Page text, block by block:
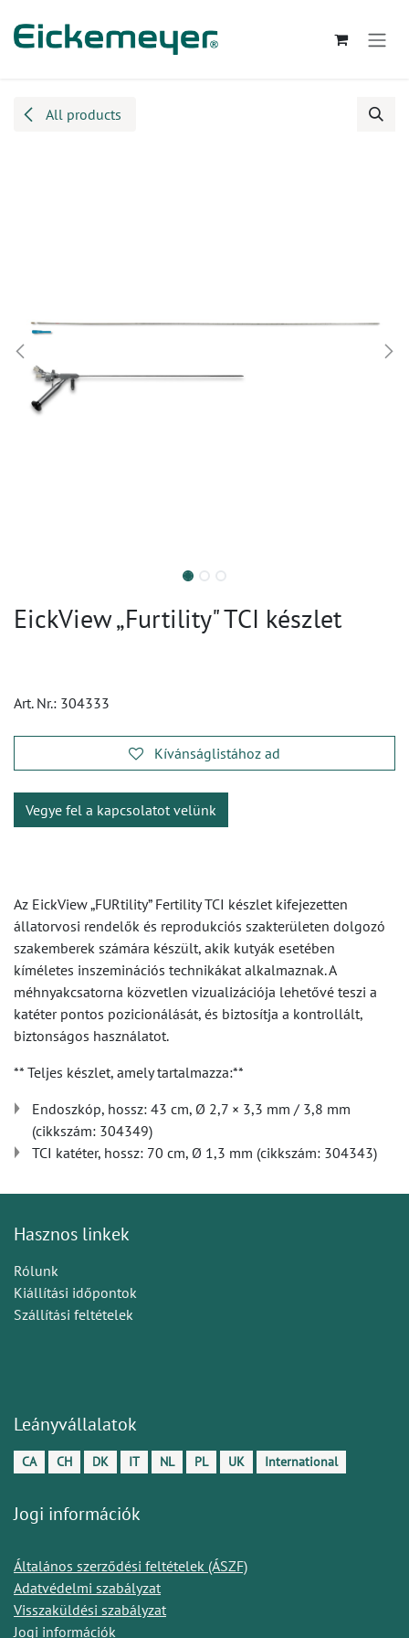
All products
EickView „Furtility" TCI készlet
Art. Nr.: 304333
Kívánságlistához ad
Vegye fel a kapcsolatot velünk
Az EickView „FURtility” Fertility TCI készlet kifejezetten
állatorvosi rendelők és reprodukciós szakterületen dolgozó
szakemberek számára készült, akik kutyák esetében
kíméletes inszeminációs technikákat alkalmaznak. A
méhnyakcsatorna közvetlen vizualizációja lehetővé teszi a
katéter pontos pozicionálását, és biztosítja a kontrollált,
biztonságos használatot.
** Teljes készlet, amely tartalmazza:**
Endoszkóp, hossz: 43 cm, Ø 2,7 × 3,3 mm / 3,8 mm
(cikkszám: 304349)
TCI katéter, hossz: 70 cm, Ø 1,3 mm (cikkszám: 304343)
Hasznos linkek
Rólunk
Kiállítási időpontok
Szállítási feltételek
Leányvállalatok
CA CH DK IT NL PL UK International
Jogi információk
Általános szerződési feltételek (ÁSZF)
Adatvédelmi szabályzat
Visszaküldési szabályzat
Jogi információk